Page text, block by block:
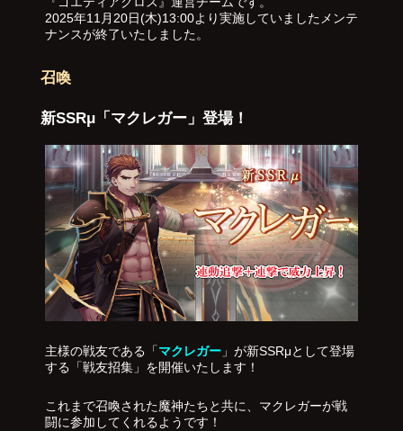
2025年11月20日(木)13:00より実施していましたメンテ
ナンスが終了いたしました。
召喚
新SSRμ「マクレガー」登場！
主様の戦友である「マクレガー」が新SSRμとして登場
する「戦友招集」を開催いたします！
これまで召喚された魔神たちと共に、マクレガーが戦
闘に参加してくれるようです！